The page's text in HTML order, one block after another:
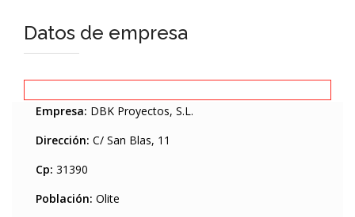
Datos de empresa
Empresa: DBK Proyectos, S.L.
Dirección: C/ San Blas, 11
Cp: 31390
Población: Olite